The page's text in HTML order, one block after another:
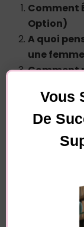
Comment
Option)
A quoi
une
Comment
Vous
Pour
conseils
Vous
De